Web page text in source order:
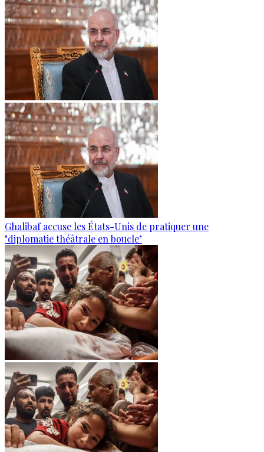
Ghalibaf accuse les États-Unis de pratiquer une
"diplomatie théâtrale en boucle"